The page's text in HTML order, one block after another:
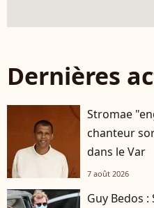
Dernières
Stromae
chanteur
dans le Var
7 août 2026
Guy Bedos :